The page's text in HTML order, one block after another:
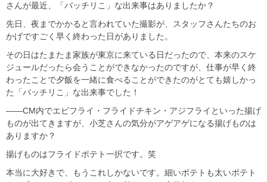
さんが最近、「バッチリこ」な出来事はありましたか？
先日、夜までかかると言われていた撮影が、スタッフさんたちのお
かげですごく早く終わった日がありました。
その日はたまたま家族が東京に来ている日だったので、本来のスケ
ジュールだったら会うことができなかったのですが、仕事が早く終
わったことで夕飯を一緒に食べることができたのがとても嬉しかっ
た「バッチリこ」な出来事でした！
――CM内でエビフライ・フライドチキン・アジフライといった揚げ
ものが出てきますが、小芝さんの気分がアゲアゲになる揚げものは
ありますか？
揚げものはフライドポテト一択です。笑
本当に大好きで、もうこれしかないです。細いポテトも太いポテト